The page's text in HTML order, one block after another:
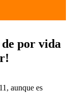
por vida
aunque es